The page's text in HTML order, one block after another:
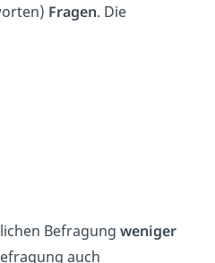
Fragen. Die
Befragung weniger
auch